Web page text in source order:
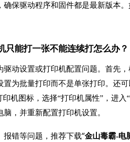
保驱动程序和固件都是最新版本
只能打一张不能连续打怎么办？
动设置或打印机配置问题。首先
为批量打印而不是单张打印。还
机图标，选择“打印机属性”，进
，并重新配置打印机设置。
错等问题，推荐下载“金山毒霸-电